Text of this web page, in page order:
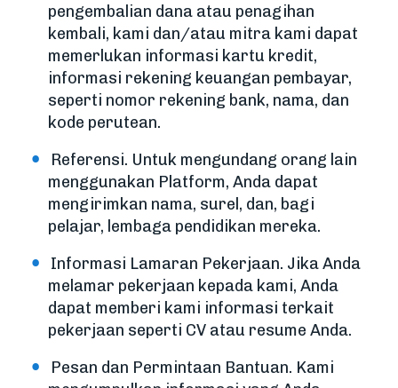
pengembalian dana atau penagihan
kembali, kami dan/atau mitra kami dapat
memerlukan informasi kartu kredit,
informasi rekening keuangan pembayar,
seperti nomor rekening bank, nama, dan
kode perutean.
Referensi. Untuk mengundang orang lain
menggunakan Platform, Anda dapat
mengirimkan nama, surel, dan, bagi
pelajar, lembaga pendidikan mereka.
Informasi Lamaran Pekerjaan. Jika Anda
melamar pekerjaan kepada kami, Anda
dapat memberi kami informasi terkait
pekerjaan seperti CV atau resume Anda.
Pesan dan Permintaan Bantuan. Kami